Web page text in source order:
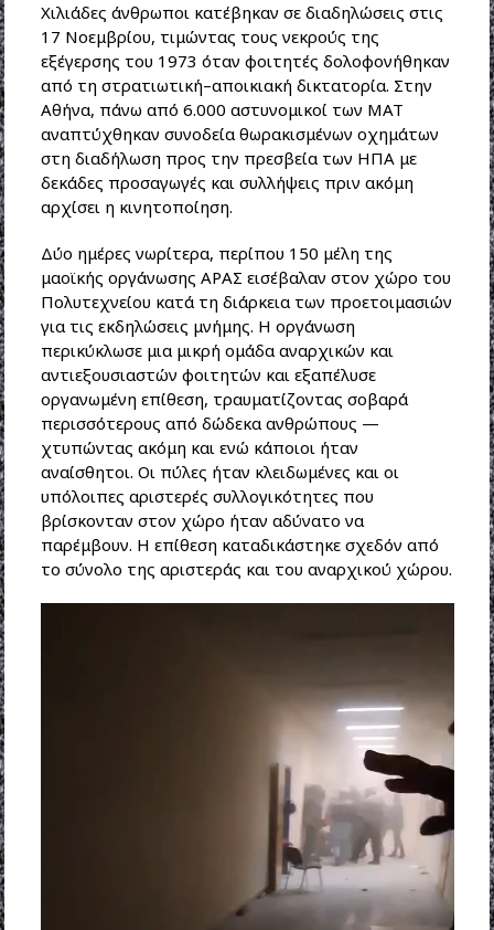
Χιλιάδες άνθρωποι κατέβηκαν σε διαδηλώσεις στις
17 Νοεμβρίου, τιμώντας τους νεκρούς της
εξέγερσης του 1973 όταν φοιτητές δολοφονήθηκαν
από τη στρατιωτική–αποικιακή δικτατορία. Στην
Αθήνα, πάνω από 6.000 αστυνομικοί των ΜΑΤ
αναπτύχθηκαν συνοδεία θωρακισμένων οχημάτων
στη διαδήλωση προς την πρεσβεία των ΗΠΑ με
δεκάδες προσαγωγές και συλλήψεις πριν ακόμη
αρχίσει η κινητοποίηση.
Δύο ημέρες νωρίτερα, περίπου 150 μέλη της
μαοϊκής οργάνωσης ΑΡΑΣ εισέβαλαν στον χώρο του
Πολυτεχνείου κατά τη διάρκεια των προετοιμασιών
για τις εκδηλώσεις μνήμης. Η οργάνωση
περικύκλωσε μια μικρή ομάδα αναρχικών και
αντιεξουσιαστών φοιτητών και εξαπέλυσε
οργανωμένη επίθεση, τραυματίζοντας σοβαρά
περισσότερους από δώδεκα ανθρώπους —
χτυπώντας ακόμη και ενώ κάποιοι ήταν
αναίσθητοι. Οι πύλες ήταν κλειδωμένες και οι
υπόλοιπες αριστερές συλλογικότητες που
βρίσκονταν στον χώρο ήταν αδύνατο να
παρέμβουν. Η επίθεση καταδικάστηκε σχεδόν από
το σύνολο της αριστεράς και του αναρχικού χώρου.